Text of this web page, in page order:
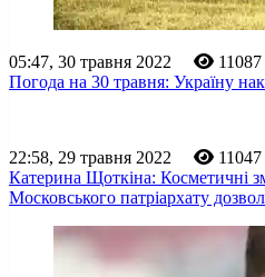
05:47, 30 травня 2022
11087
Погода на 30 травня: Україну
22:58, 29 травня 2022
11047
Катерина Щоткіна: Косметичні
Московського патріархату